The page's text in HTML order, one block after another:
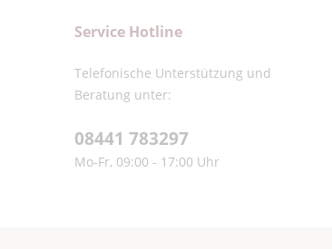
Service Hotline
Telefonische Unterstützung und
Beratung unter:
08441 783297
Mo-Fr, 09:00 - 17:00 Uhr